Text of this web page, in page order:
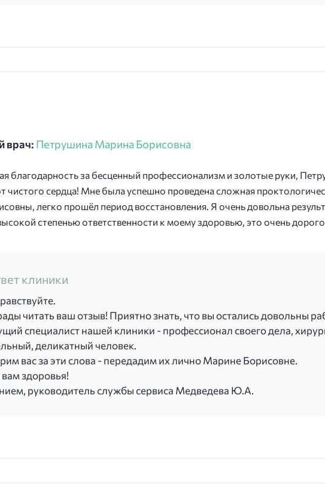
врач: Петрушина Марина Борисовна
благодарность за бесценный профессионализм и золотые руки,
чистого сердца! Мне была успешно проведена сложная
легко прошёл период восстановления. Я очень довольна
степенью ответственности к моему здоровью, это очень
клиники
читать ваш отзыв! Приятно знать, что вы остались довольны
специалист нашей клиники - профессионал своего дела,
деликатный человек.
вас за эти слова - передадим их лично Марине Борисовне.
здоровья!
руководитель службы сервиса Медведева Ю.А.